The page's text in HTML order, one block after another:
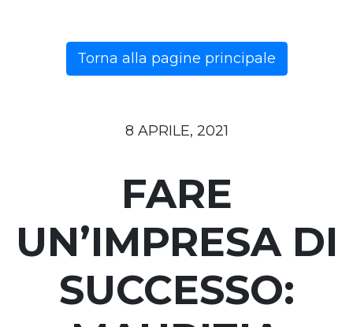
Torna alla pagine principale
8 APRILE, 2021
FARE
UN’IMPRESA DI
SUCCESSO: